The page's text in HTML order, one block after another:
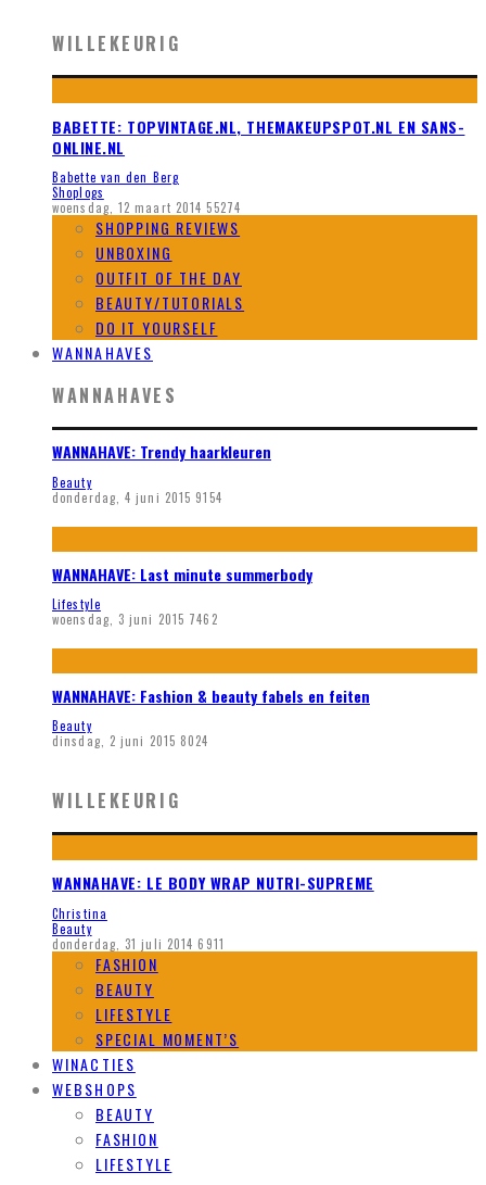
WILLEKEURIG
BABETTE: TOPVINTAGE.NL, THEMAKEUPSPOT.NL EN SANS-
ONLINE.NL
Babette van den Berg
Shoplogs
woensdag, 12 maart 2014 55274
SHOPPING REVIEWS
UNBOXING
OUTFIT OF THE DAY
BEAUTY/TUTORIALS
DO IT YOURSELF
WANNAHAVES
WANNAHAVES
WANNAHAVE: Trendy haarkleuren
Beauty
donderdag, 4 juni 2015 9154
WANNAHAVE: Last minute summerbody
Lifestyle
woensdag, 3 juni 2015 7462
WANNAHAVE: Fashion & beauty fabels en feiten
Beauty
dinsdag, 2 juni 2015 8024
WILLEKEURIG
WANNAHAVE: LE BODY WRAP NUTRI-SUPREME
Christina
Beauty
donderdag, 31 juli 2014 6911
FASHION
BEAUTY
LIFESTYLE
SPECIAL MOMENT’S
WINACTIES
WEBSHOPS
BEAUTY
FASHION
LIFESTYLE